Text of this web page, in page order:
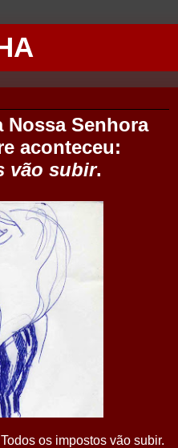
Nossa Senhora
aconteceu:
vão subir.
os impostos vão subir.